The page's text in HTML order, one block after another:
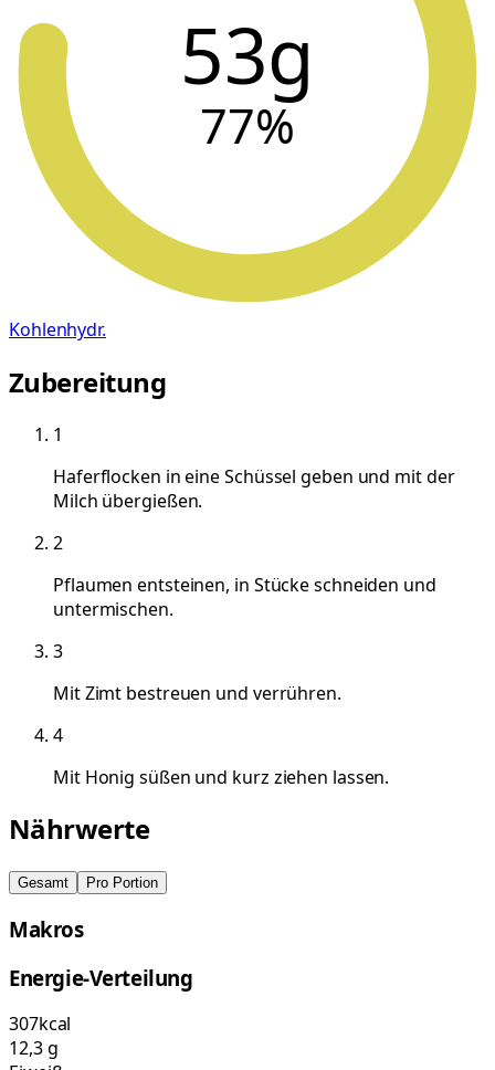
53g
77%
Kohlenhydr.
Zubereitung
1
Haferflocken in eine Schüssel geben und mit der
Milch übergießen.
2
Pflaumen entsteinen, in Stücke schneiden und
untermischen.
3
Mit Zimt bestreuen und verrühren.
4
Mit Honig süßen und kurz ziehen lassen.
Nährwerte
Gesamt Pro Portion
Makros
Energie-Verteilung
307kcal
12,3g